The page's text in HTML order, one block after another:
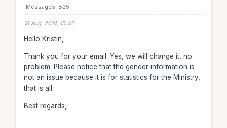
Messages: 825
18 aug. 2014, 15:45
Hello Kristin,
Thank you for your email. Yes, we will change it, no
problem. Please notice that the gender information is
not an issue because it is for statistics for the Ministry,
that is all.
Best regards,